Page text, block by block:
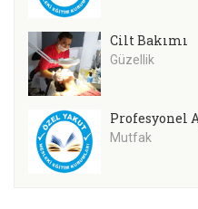
Cilt Bakımı
Güzellik
Profesyonel
Mutfak